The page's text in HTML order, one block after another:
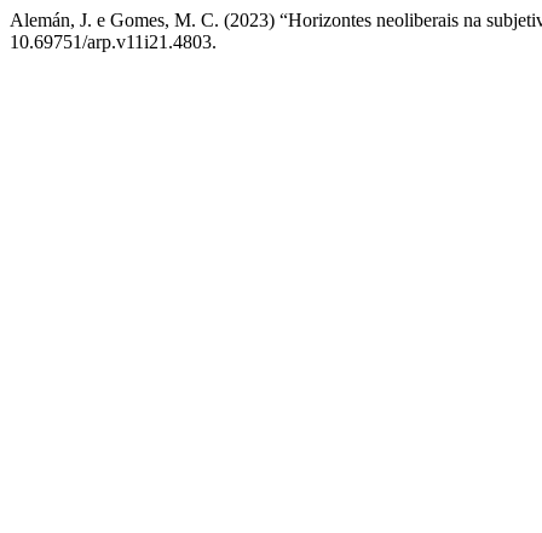
Alemán, J. e Gomes, M. C. (2023) “Horizontes neoliberais na
10.69751/arp.v11i21.4803.